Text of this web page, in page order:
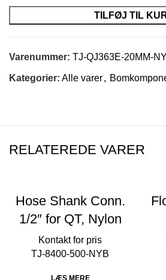
TILFØJ TIL
Varenummer: TJ-QJ363E-20MM-
Kategorier: Alle varer,
RELATEREDE VARER
Hose Shank Conn.
1/2″ for QT, Nylon
TJ-8400-500-NYB
LÆS MERE